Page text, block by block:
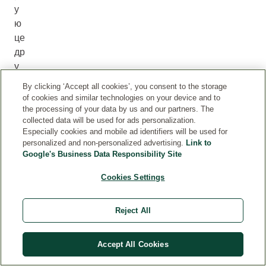
у
ю
це
др
у
он
эт
от
By clicking ‘Accept all cookies’, you consent to the storage
of cookies and similar technologies on your device and to
the processing of your data by us and our partners. The
collected data will be used for ads personalization.
Especially cookies and mobile ad identifiers will be used for
personalized and non-personalized advertising. Link to
Google's Business Data Responsibility Site
Cookies Settings
Reject All
Accept All Cookies